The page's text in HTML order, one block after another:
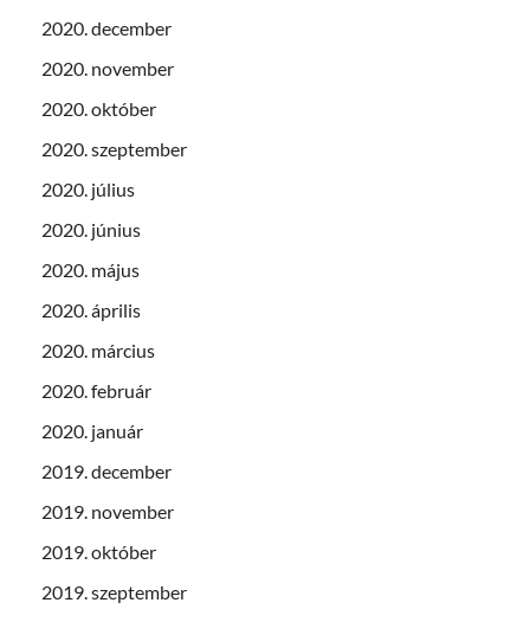
2020. december
2020. november
2020. október
2020. szeptember
2020. július
2020. június
2020. május
2020. április
2020. március
2020. február
2020. január
2019. december
2019. november
2019. október
2019. szeptember